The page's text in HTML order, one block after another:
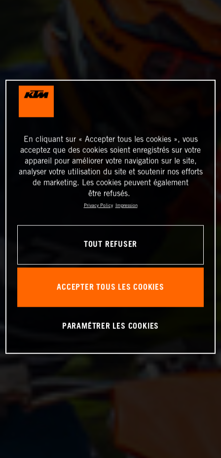
En cliquant sur « Accepter tous les cookies », vous
acceptez que des cookies soient enregistrés sur votre
appareil pour améliorer votre navigation sur le site,
analyser votre utilisation du site et soutenir nos efforts
de marketing. Les cookies peuvent également
être refusés.
Privacy Policy Impression
TOUT REFUSER
ACCEPTER TOUS LES COOKIES
PARAMÉTRER LES COOKIES